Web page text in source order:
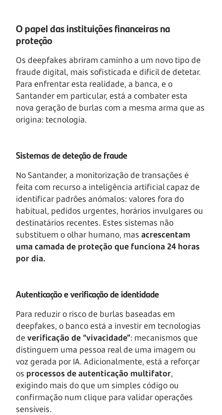
O papel das instituições financeiras na
proteção
Os deepfakes abriram caminho a um novo tipo de
fraude digital, mais sofisticada e difícil de detetar.
Para enfrentar esta realidade, a banca, e o
Santander em particular, está a combater esta
nova geração de burlas com a mesma arma que as
origina: tecnologia.
Sistemas de deteção de fraude
No Santander, a monitorização de transações é
feita com recurso a inteligência artificial capaz de
identificar padrões anómalos: valores fora do
habitual, pedidos urgentes, horários invulgares ou
destinatários recentes. Estes sistemas não
substituem o olhar humano, mas acrescentam
uma camada de proteção que funciona 24 horas
por dia.
Autenticação e verificação de identidade
Para reduzir o risco de burlas baseadas em
deepfakes, o banco está a investir em tecnologias
de verificação de “vivacidade”: mecanismos que
distinguem uma pessoa real de uma imagem ou
voz gerada por IA. Adicionalmente, está a reforçar
os processos de autenticação multifator,
exigindo mais do que um simples código ou
confirmação num clique para validar operações
sensíveis.